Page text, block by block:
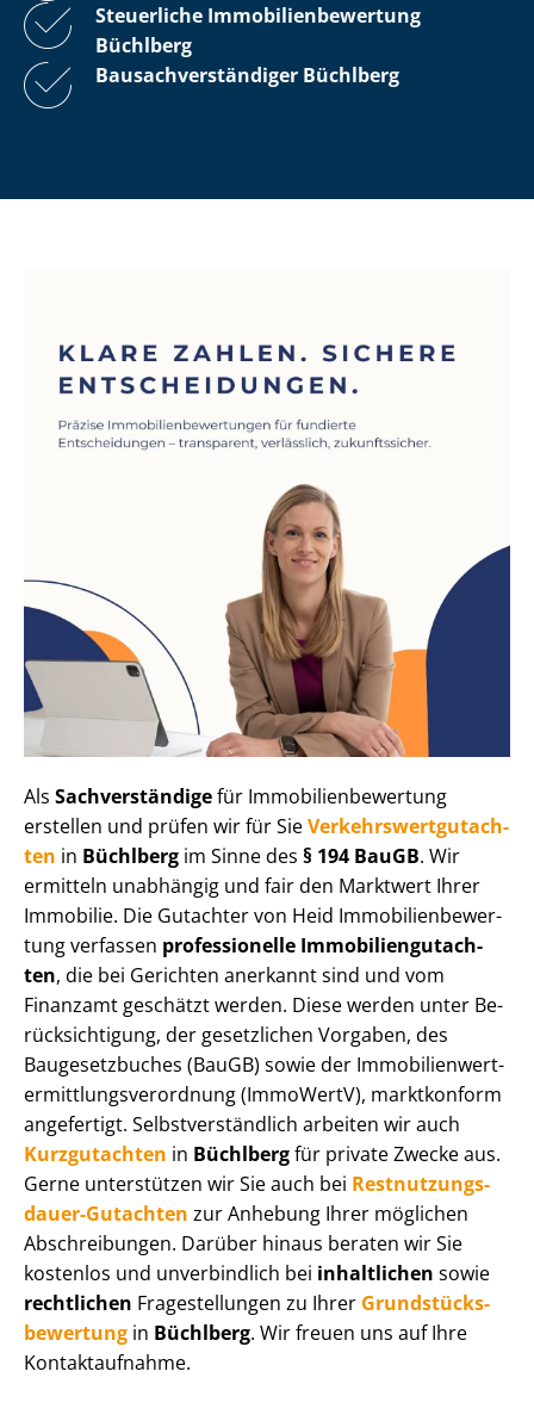
Steuerliche Im­mo­bi­li­en­be­wer­tung
Büchlberg
Bau­sach­ver­stän­di­ger Büchlberg
Als Sachverständigefür Im­mo­bi­li­en­be­wer­tung
erstellen und prüfen wir für SieVer­kehrs­wert­gut­ach­
ten in Büchlberg im Sinne des § 194 BauGB. Wir
ermitteln unabhängig und fair den Marktwert Ihrer
Immobilie. Die Gutachter von Heid Im­mo­bi­li­en­be­wer­
tung verfassen professionelle Im­mo­bi­li­en­gut­ach­
ten, die bei Gerichten anerkannt sind und vom
Finanzamt geschätzt werden. Diese werden unter Be­
rück­sich­ti­gung, der gesetzlichen Vorgaben, des
Baugesetzbuches (BauGB) sowie der Im­mo­bi­li­en­wert­
ermitt­lungs­ver­ord­nung (ImmoWertV), marktkonform
angefertigt. Selbst­ver­ständ­lich arbeiten wir auch
Kurzgutachten in Büchlbergfür private Zwecke aus.
Gerne unterstützen wir Sie auch bei Rest­nut­zungs­
dau­er-Gutachten zur Anhebung Ihrer möglichen
Abschreibungen. Darüber hinaus beraten wir Sie
kostenlos und unverbindlich bei inhaltlichen sowie
rechtlichen Fragestellungen zu Ihrer Grund­stücks­
be­wer­tung in Büchlberg. Wir freuen uns auf Ihre
Kontaktaufnahme.